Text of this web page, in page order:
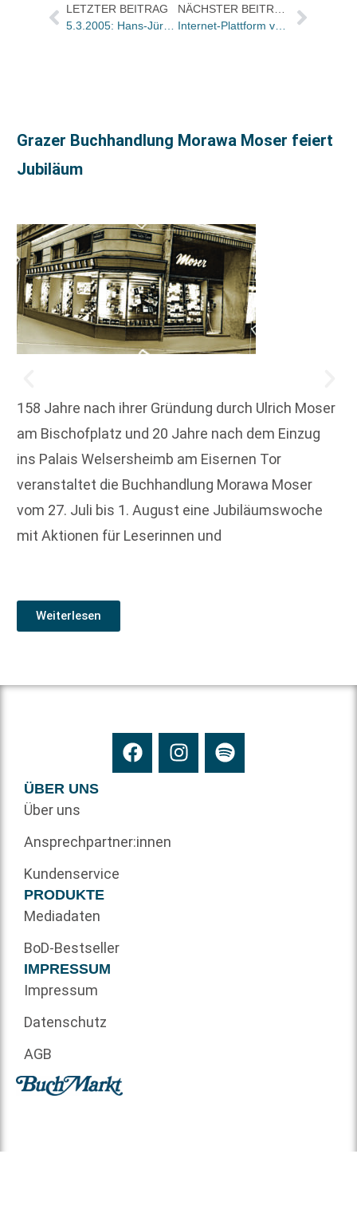
LETZTER BEITRAG
5.3.2005: Hans-Jürgen Breidenstein (65)
Grazer Buchhandlung Morawa Moser feiert
Jubiläum
158 Jahre nach ihrer Gründung durch Ulrich Moser
am Bischofplatz und 20 Jahre nach dem Einzug
ins Palais Welsersheimb am Eisernen Tor
veranstaltet die Buchhandlung Morawa Moser
vom 27. Juli bis 1. August eine Jubiläumswoche
mit Aktionen für Leserinnen und
Weiterlesen
ÜBER UNS
Über uns
Ansprechpartner:innen
Kundenservice
PRODUKTE
Mediadaten
BoD-Bestseller
IMPRESSUM
Impressum
Datenschutz
AGB